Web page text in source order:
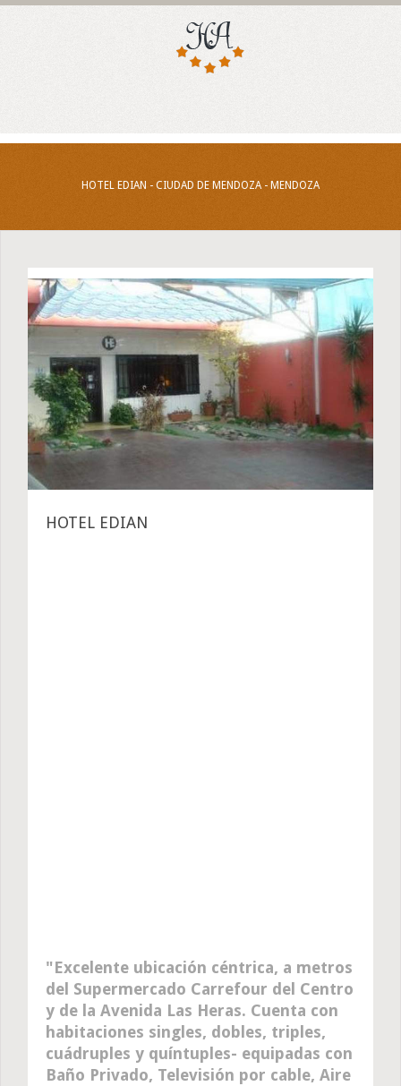
HOTEL EDIAN - CIUDAD DE MENDOZA - MENDOZA
HOTEL EDIAN
Excelente ubicación céntrica, a metros
del Supermercado Carrefour del Centro
y de la Avenida Las Heras. Cuenta con
habitaciones singles, dobles, triples,
cuádruples y quíntuples- equipadas con
Baño Privado, Televisión por cable, Aire